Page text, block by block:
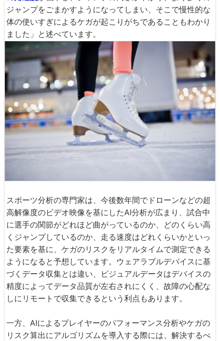
ジャンプをごまかすようになってしまい、そこで慢性的な
体の使いすぎによるケガが起こりがちであることもわかり
ました」と述べています。
スポーツ分析の専門家は、今後数年間でドローンなどの超
高解像度のビデオ映像を基にしたAI分析が広まり、試合中
に選手の関節がどれほど曲がっているのか、どのくらい高
くジャンプしているのか、走る速度はどれくらいかといっ
た要素を基に、ケガのリスクをリアルタイムで測定できる
ようになると予想しています。ウェアラブルデバイスに基
づくデータ収集とは違い、ビジュアルデータはデバイスの
精度によってデータ品質が左右されにくく、故障の心配な
しにリモートで収集できるという利点もあります。
一方、AIによるプレイヤーのパフォーマンス分析やケガの
リスク算出にアルゴリズムを導入する際には、解決するべ